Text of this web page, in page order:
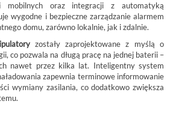
mobilnych oraz integracji z automatyką
wygodne i bezpieczne zarządzanie alarmem
domu, zarówno lokalnie, jak i zdalnie.
zostały zaprojektowane z myślą o
co pozwala na długą pracę na jednej baterii –
nawet przez kilka lat. Inteligentny system
zapewnia terminowe informowanie
wymiany zasilania, co dodatkowo zwiększa